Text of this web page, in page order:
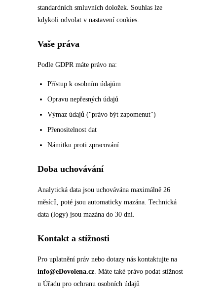
standardních smluvních doložek. Souhlas lze
kdykoli odvolat v nastavení cookies.
Vaše práva
Podle GDPR máte právo na:
Přístup k osobním údajům
Opravu nepřesných údajů
Výmaz údajů ("právo být zapomenut")
Přenositelnost dat
Námitku proti zpracování
Doba uchovávání
Analytická data jsou uchovávána maximálně 26
měsíců, poté jsou automaticky mazána. Technická
data (logy) jsou mazána do 30 dní.
Kontakt a stížnosti
Pro uplatnění práv nebo dotazy nás kontaktujte na
info@eDovolena.cz. Máte také právo podat stížnost
u Úřadu pro ochranu osobních údajů